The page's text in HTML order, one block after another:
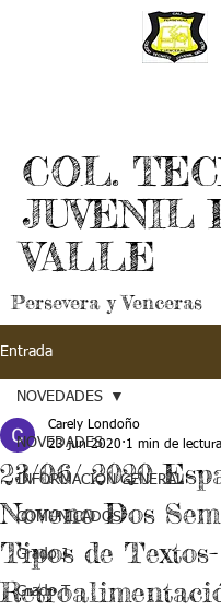
COL.
JUVENIL
VALLE
Persevera y Venceras
Entrada
NOVEDADES
INFORMACIÓN GENERAL
COMUNICADOS
Grado J
Grado T
NOVEDADES
23/06/ 2020
Noveno Dos
Tipos de Textos-
Carely Londoño
23 jun 2020 1 min de lectura